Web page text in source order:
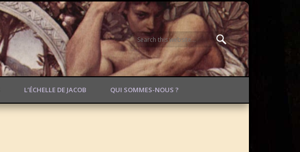
L’ÉCHELLE DE JACOB QUI SOMMES-NOUS ?